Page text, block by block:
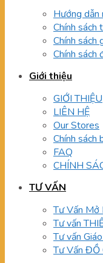
Hướng dẫn
Chính sách
Chính sách
Chính sách
Giới thiệu
GIỚI THIỆU
LIÊN HỆ
Our Stores
Chính sách
FAQ
CHÍNH
TƯ VẤN
Tư Vấn Mở
Tư vấn
Tư vấn
Tư Vấn ĐỒ